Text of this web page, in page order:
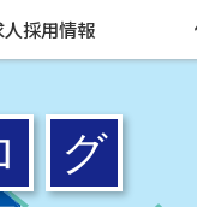
人採用情報